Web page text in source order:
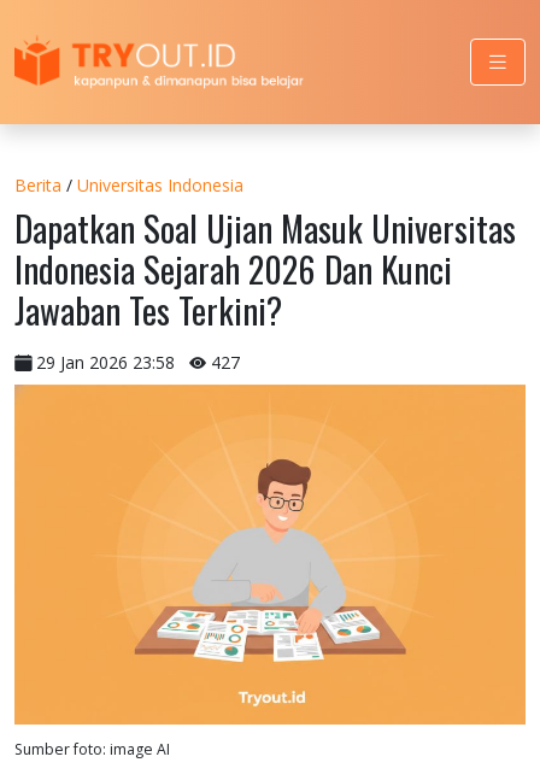
Berita / Universitas Indonesia
Dapatkan Soal Ujian Masuk Universitas
Indonesia Sejarah 2026 Dan Kunci
Jawaban Tes Terkini?
29 Jan 2026 23:58 427
Sumber foto: image AI